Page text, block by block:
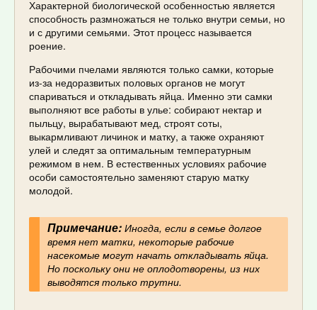
Характерной биологической особенностью является
способность размножаться не только внутри семьи, но
и с другими семьями. Этот процесс называется
роение.
Рабочими пчелами являются только самки, которые
из-за недоразвитых половых органов не могут
спариваться и откладывать яйца. Именно эти самки
выполняют все работы в улье: собирают нектар и
пыльцу, вырабатывают мед, строят соты,
выкармливают личинок и матку, а также охраняют
улей и следят за оптимальным температурным
режимом в нем. В естественных условиях рабочие
особи самостоятельно заменяют старую матку
молодой.
Примечание:Иногда, если в семье долгое
время нет матки, некоторые рабочие
насекомые могут начать откладывать яйца.
Но поскольку они не оплодотворены, из них
выводятся только трутни.